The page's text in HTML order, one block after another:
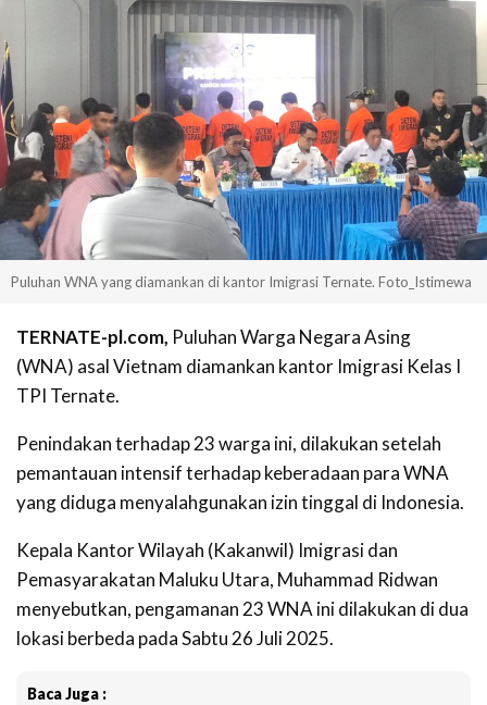
Puluhan WNA yang diamankan di kantor Imigrasi Ternate. Foto_Istimewa
TERNATE-pl.com, Puluhan Warga Negara Asing
(WNA) asal Vietnam diamankan kantor Imigrasi Kelas I
TPI Ternate.
Penindakan terhadap 23 warga ini, dilakukan setelah
pemantauan intensif terhadap keberadaan para WNA
yang diduga menyalahgunakan izin tinggal di Indonesia.
Kepala Kantor Wilayah (Kakanwil) Imigrasi dan
Pemasyarakatan Maluku Utara, Muhammad Ridwan
menyebutkan, pengamanan 23 WNA ini dilakukan di dua
lokasi berbeda pada Sabtu 26 Juli 2025.
Baca Juga :